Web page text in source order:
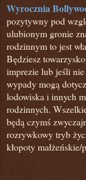
Wyrocznia
pozytywny pod
ulubionym gronie
rodzinnym to jest
Będziesz
imprezie lub jeśli
wypady mogą
lodowiska i innych
rodzinnych.
będą czymś
rozrywkowy tryb
kłopoty małżeńskie/